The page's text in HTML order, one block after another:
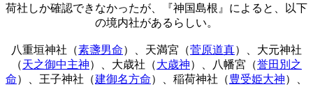
荷社しか確認できなかったが、『神国島根』によると、以下
の境内社があるらしい。
八重垣神社（素盞男命）、天満宮（菅原道真）、大元神社
（天之御中主神）、大歳社（大歳神）、八幡宮（誉田別之
命）、王子神社（建御名方命）、稲荷神社（豊受姫大神）、